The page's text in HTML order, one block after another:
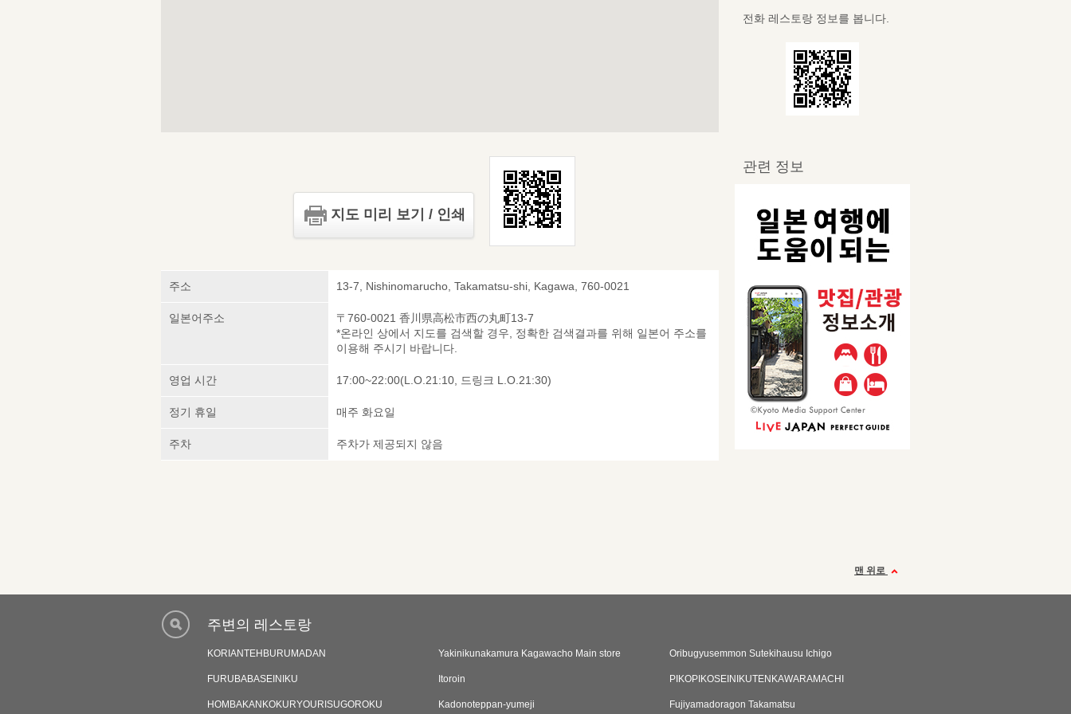
지도 미리 보기 / 인쇄
주소 13-7, Nishinomarucho, Takamatsu-shi, Kagawa, 760-0021
일본어주소
〒760-0021 香川県高松市西の丸町13-7
*온라인 상에서 지도를 검색할 경우, 정확한 검색결과를 위해 일본어 주소를
이용해 주시기 바랍니다.
영업 시간 17:00~22:00(L.O.21:10, 드링크 L.O.21:30)
정기 휴일 매주 화요일
주차 주차가 제공되지 않음
전화 레스토랑 정보를 봅니다.
관련 정보
맨 위로
주변의 레스토랑
KORIANTEHBURUMADAN Yakinikunakamura Kagawacho Main store Oribugyusemmon Sutekihausu Ichigo
FURUBABASEINIKU Itoroin PIKOPIKOSEINIKUTENKAWARAMACHI
HOMBAKANKOKURYOURISUGOROKU Kadonoteppan-yumeji Fujiyamadoragon Takamatsu